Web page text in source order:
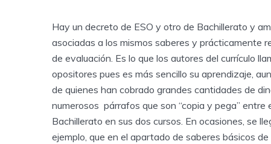
Hay un decreto de ESO y otro de Bachillerato y
asociadas a los mismos saberes y prácticamente
de evaluación. Es lo que los autores del currículo
opositores pues es más sencillo su aprendizaje,
de quienes han cobrado grandes cantidades de
numerosos párrafos que son “copia y pega” entre
Bachillerato en sus dos cursos. En ocasiones, se
ejemplo, que en el apartado de saberes básicos